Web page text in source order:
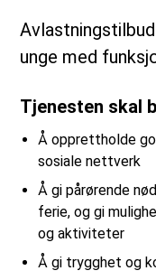
unge med
Tjenesten skal
Å opprettholde
sosiale nettverk
Å gi pårørende
ferie, og gi
og aktiviteter
Å gi trygghet og